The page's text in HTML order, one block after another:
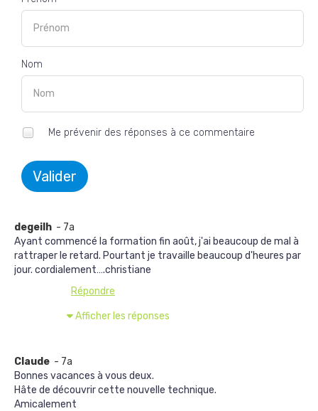
Nom
Me prévenir des réponses à ce commentaire
Valider
degeilh - 7a
Ayant commencé la formation fin août, j'ai beaucoup de mal à
rattraper le retard. Pourtant je travaille beaucoup d'heures par
jour. cordialement….christiane
Répondre
Afficher les réponses
Claude - 7a
Bonnes vacances à vous deux.
Hâte de découvrir cette nouvelle technique.
Amicalement